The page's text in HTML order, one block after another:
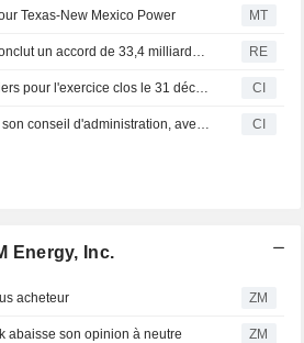
Texas-New Mexico Power MT
Un consortium mené par BlackRock et EQT conclut un accord de 33,4 milliards $ pour l'acquisition d'AES, misant sur l'essor énergétique de l'IA RE
TXNM Energy, Inc. publie ses résultats financiers pour l'exercice clos le 31 décembre 2025 CI
Dakota Gold Corp. nomme Brian G. Iverson à son conseil d'administration, avec effet au 27 février 2026 CI
Energy, Inc.
acheteur ZM
abaisse son opinion à neutre ZM